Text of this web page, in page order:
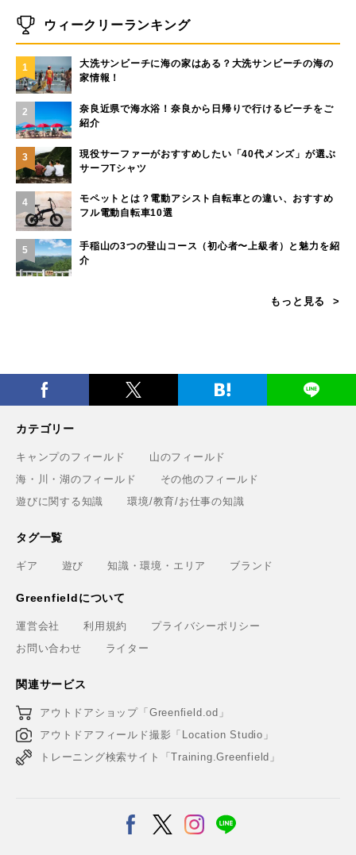
ウィークリーランキング
1
大洗サンビーチに海の家はある？大洗サンビーチの海の
家情報！
2
奈良近県で海水浴！奈良から日帰りで行けるビーチをご
紹介
3
現役サーファーがおすすめしたい「40代メンズ」が選ぶ
サーフTシャツ
4
モペットとは？電動アシスト自転車との違い、おすすめ
フル電動自転車10選
5
手稲山の3つの登山コース（初心者〜上級者）と魅力を紹
介
もっと見る
カテゴリー
キャンプのフィールド
山のフィールド
海・川・湖のフィールド
その他のフィールド
遊びに関する知識
環境/教育/お仕事の知識
タグ一覧
ギア 遊び 知識・環境・エリア ブランド
Greenfieldについて
運営会社 利用規約
プライバシーポリシー
お問い合わせ
ライター
関連サービス
アウトドアショップ「Greenfield.od」
アウトドアフィールド撮影「Location Studio」
トレーニング検索サイト「Training.Greenfield」